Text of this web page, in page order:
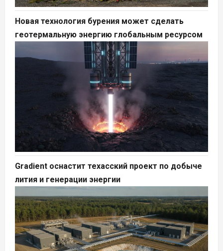
Новая технология бурения может сделать
геотермальную энергию глобальным ресурсом
Gradient оснастит техасский проект по добыче
лития и генерации энергии